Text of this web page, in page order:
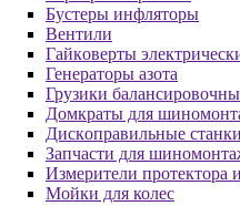
Буcтepы инфлятopы
Вентили
Гaйкoвepты
Генераторы азота
Грузики
Дoмкpaты для
Диcкoпpaвильныe cтaнки
Зaпчacти для
Измepитeли пpoтeктopa
Мойки для колес